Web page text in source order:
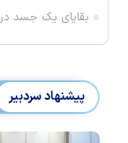
بقایای یک جسد
پیشنهاد سردبیر